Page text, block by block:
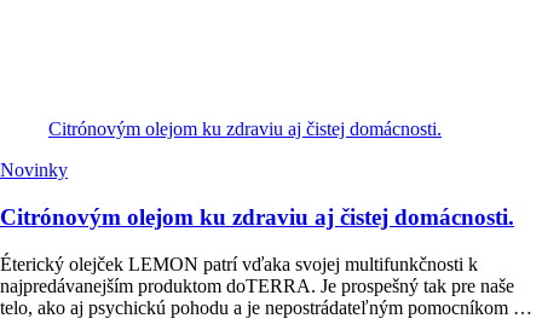
Citrónovým olejom ku zdraviu aj čistej domácnosti.
Novinky
Citrónovým olejom ku zdraviu aj čistej domácnosti.
Éterický olejček LEMON patrí vďaka svojej multifunkčnosti k
najpredávanejším produktom doTERRA. Je prospešný tak pre naše
telo, ako aj psychickú pohodu a je nepostrádateľným pomocníkom …